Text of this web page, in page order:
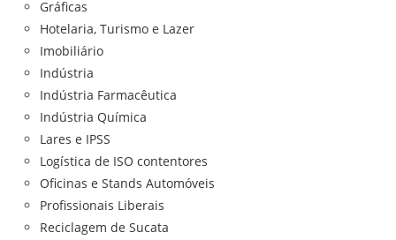
Gráficas
Hotelaria, Turismo e Lazer
Imobiliário
Indústria
Indústria Farmacêutica
Indústria Química
Lares e IPSS
Logística de ISO contentores
Oficinas e Stands Automóveis
Profissionais Liberais
Reciclagem de Sucata